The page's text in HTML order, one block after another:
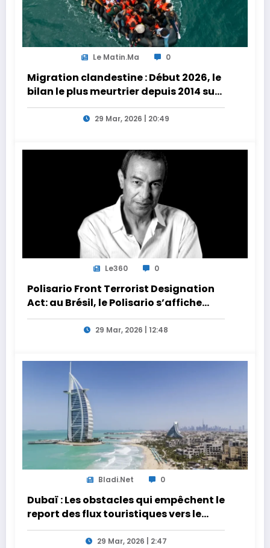
Le Matin.ma 0
Migration clandestine : Début 2026, le
bilan le plus meurtrier depuis 2014 sur
les côtes de l’Afrique du Nord
29 Mar, 2026 | 20:49
Le360 0
Polisario Front Terrorist Designation
Act: au Brésil, le Polisario s’affiche
dans la nébuleuse pro-Iran
29 Mar, 2026 | 12:48
Bladi.net 0
Dubaï : Les obstacles qui empêchent le
report des flux touristiques vers le
Maroc
29 Mar, 2026 | 2:47